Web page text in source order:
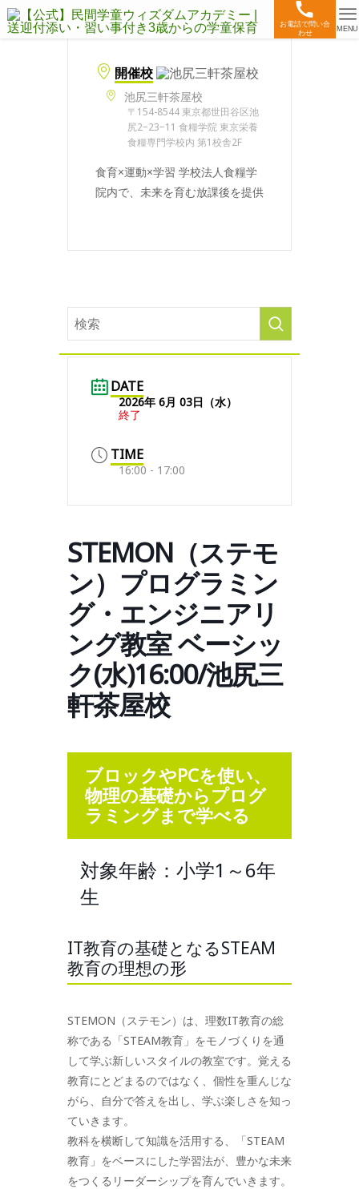
お電話で問い合
わせ
MENU
開催校
池尻三軒茶屋校
〒154-8544 東京都世田谷区池
尻2−23−11 食糧学院 東京栄養
食糧専門学校内 第1校舎2F
食育×運動×学習 学校法人食糧学
院内で、未来を育む放課後を提供
DATE
2026年 6月 03日（水）
終了
TIME
16:00 - 17:00
STEMON（ステモ
ン）プログラミン
グ・エンジニアリ
ング教室 ベーシッ
ク(水)16:00/池尻三
軒茶屋校
ブロックやPCを使い、
物理の基礎からプログ
ラミングまで学べる
対象年齢：小学1～6年
生
IT教育の基礎となるSTEAM
教育の理想の形
STEMON（ステモン）は、理数IT教育の総
称である「STEAM教育」をモノづくりを通
して学ぶ新しいスタイルの教室です。覚える
教育にとどまるのではなく、個性を重んじな
がら、自分で答えを出し、学ぶ楽しさを知っ
ていきます。
教科を横断して知識を活用する、「STEAM
教育」をベースにした学習法が、豊かな未来
をつくるリーダーシップを育んでいきます。